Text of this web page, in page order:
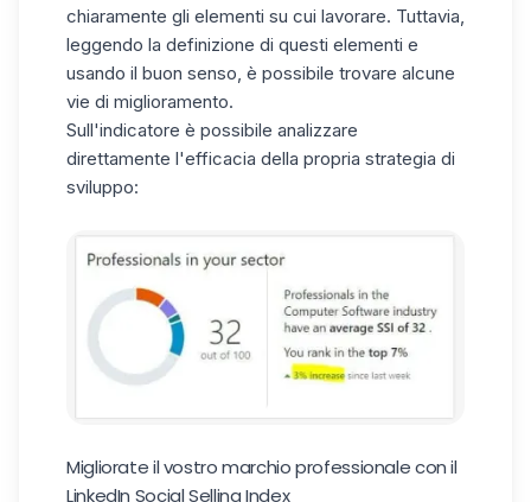
chiaramente gli elementi su cui lavorare. Tuttavia,
leggendo la definizione di questi elementi e
usando il buon senso, è possibile trovare alcune
vie di miglioramento.
Sull'indicatore è possibile analizzare
direttamente l'efficacia della propria strategia di
sviluppo:
Migliorate il vostro marchio professionale con il
LinkedIn Social Selling Index